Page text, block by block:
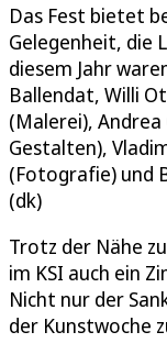
Das Fest bietet
Gelegenheit, die
diesem Jahr
Ballendat, Willi
(Malerei),
Gestalten),
(Fotografie) und
(dk)
Trotz der Nähe
im KSI auch ein
Nicht nur der
der Kunstwoche